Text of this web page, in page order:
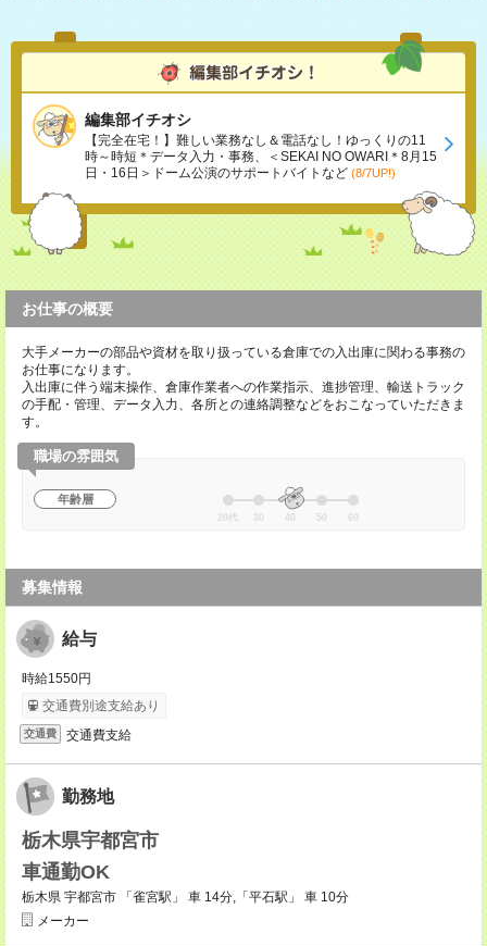
編集部イチオシ
【完全在宅！】難しい業務なし＆電話なし！ゆっくりの11
時～時短＊データ入力・事務、＜SEKAI NO OWARI＊8月15
日・16日＞ドーム公演のサポートバイトなど (8/7UP!)
お仕事の概要
大手メーカーの部品や資材を取り扱っている倉庫での入出庫に関わる事務の
お仕事になります。
入出庫に伴う端末操作、倉庫作業者への作業指示、進捗管理、輸送トラック
の手配・管理、データ入力、各所との連絡調整などをおこなっていただきま
す。
職場の雰囲気
年齢層
20代 30 40 50 60
募集情報
給与
時給1550円
交通費別途支給あり
交通費 交通費支給
勤務地
栃木県宇都宮市
車通勤OK
栃木県 宇都宮市 「雀宮駅」 車 14分,「平石駅」 車 10分
メーカー